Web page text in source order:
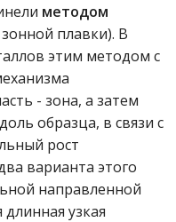
методом
плавки). В
этим методом с
- зона, а затем
образца, в связи с
рост
варианта этого
направленной
длинная узкая